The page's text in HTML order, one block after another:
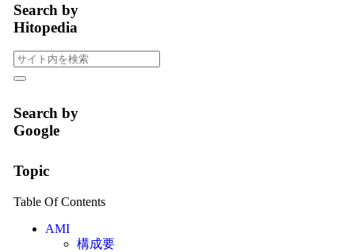
Search by
Hitopedia
Search by
Google
Topic
Table Of Contents
AMI
構成要